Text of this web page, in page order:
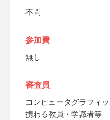
不問
参加費
無し
審査員
コンピュータグラフィ
携わる教員・学識者等